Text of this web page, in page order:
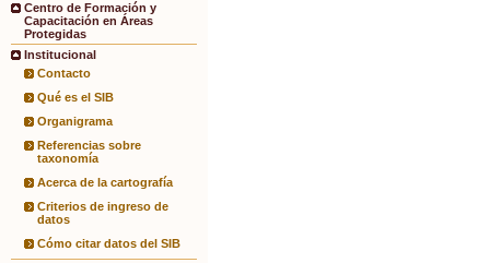
Centro de Formación y
Capacitación en Áreas
Protegidas
Institucional
Contacto
Qué es el SIB
Organigrama
Referencias sobre
taxonomía
Acerca de la cartografía
Criterios de ingreso de
datos
Cómo citar datos del SIB